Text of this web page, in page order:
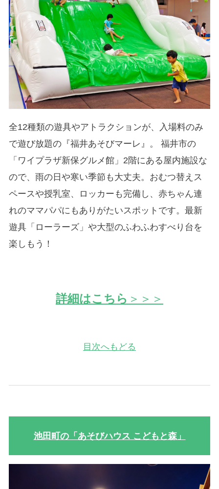
全12種類の遊具やアトラクションが、入場料のみ
で遊び放題の『福井あそびマーレ』。 福井市の
「ワイプラザ新保グルメ館」2階にある屋内施設な
ので、雨の日や寒い季節も大丈夫。おむつ替えス
ペースや授乳室、ロッカーも完備し、赤ちゃん連
れのママパパにもありがたいスポットです。最新
遊具「ローラーズ」や大型のふわふわすべり台を
楽しもう！
詳細はこちら ＞＞＞
目次へもどる
池田町の「あそびハウス こどもと森」